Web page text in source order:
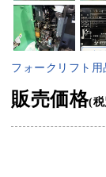
フォークリフト用
販売価格(税